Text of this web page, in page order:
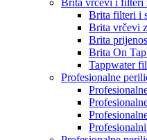
Brita vrčevi i filteri
Brita filteri i
Brita vrčevi
Brita
Brita On
Tappwater
Profesionalne